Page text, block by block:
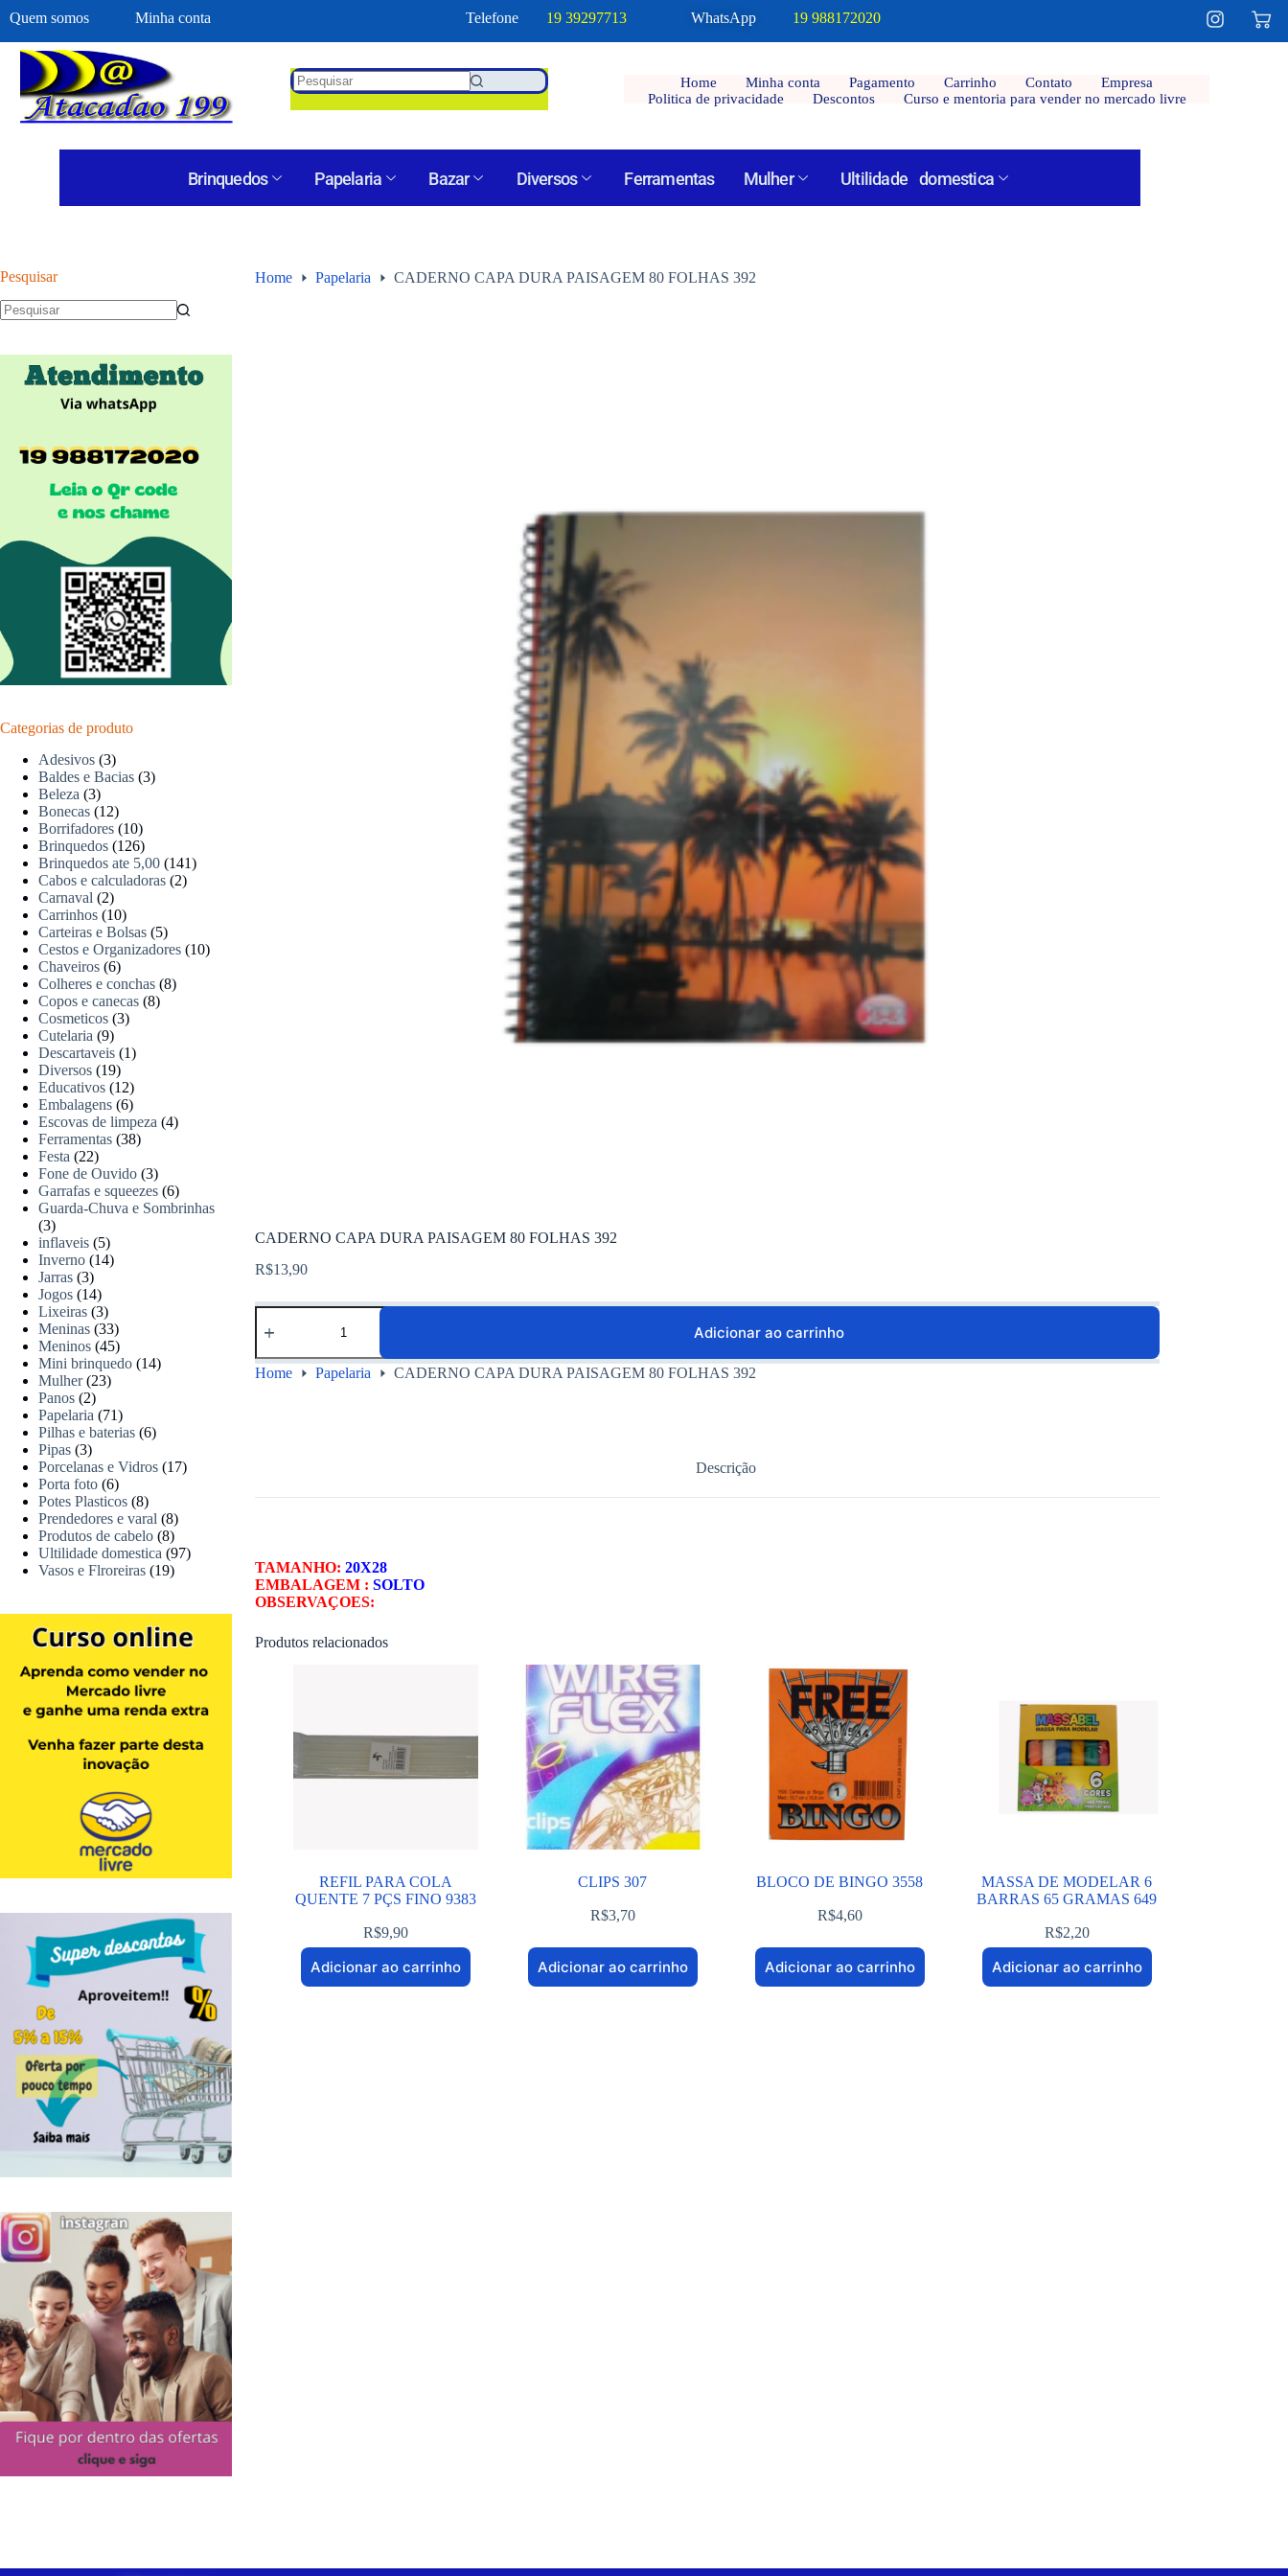
Quem somos Minha conta Telefone 19 39297713 WhatsApp 19 988172020
Home Minha conta Pagamento Carrinho Contato
Empresa
Politica de privacidade
Descontos Curso e mentoria para vender no mercado livre
Brinquedos Papelaria Bazar Diversos Ferramentas Mulher Ultilidade domestica
Home Papelaria CADERNO CAPA DURA PAISAGEM 80 FOLHAS 392
CADERNO CAPA DURA PAISAGEM 80 FOLHAS 392
R$13,90
Adicionar ao carrinho
Home Papelaria CADERNO CAPA DURA PAISAGEM 80 FOLHAS 392
Descrição
TAMANHO:20X28
EMBALAGEM :SOLTO
OBSERVAÇOES:
Produtos relacionados
REFIL PARA COLA
QUENTE 7 PÇS FINO 9383
R$9,90
Adicionar ao carrinho
CLIPS 307
R$3,70
Adicionar ao carrinho
BLOCO DE BINGO 3558
R$4,60
Adicionar ao carrinho
MASSA DE MODELAR 6
BARRAS 65 GRAMAS 649
R$2,20
Adicionar ao carrinho
Pesquisar
Categorias de produto
Adesivos (3)
Baldes e Bacias (3)
Beleza (3)
Bonecas (12)
Borrifadores (10)
Brinquedos (126)
Brinquedos ate 5,00 (141)
Cabos e calculadoras (2)
Carnaval (2)
Carrinhos (10)
Carteiras e Bolsas (5)
Cestos e Organizadores (10)
Chaveiros (6)
Colheres e conchas (8)
Copos e canecas (8)
Cosmeticos (3)
Cutelaria (9)
Descartaveis (1)
Diversos (19)
Educativos (12)
Embalagens (6)
Escovas de limpeza (4)
Ferramentas (38)
Festa (22)
Fone de Ouvido (3)
Garrafas e squeezes (6)
Guarda-Chuva e Sombrinhas
(3)
inflaveis (5)
Inverno (14)
Jarras (3)
Jogos (14)
Lixeiras (3)
Meninas (33)
Meninos (45)
Mini brinquedo (14)
Mulher (23)
Panos (2)
Papelaria (71)
Pilhas e baterias (6)
Pipas (3)
Porcelanas e Vidros (17)
Porta foto (6)
Potes Plasticos (8)
Prendedores e varal (8)
Produtos de cabelo (8)
Ultilidade domestica (97)
Vasos e Flroreiras (19)